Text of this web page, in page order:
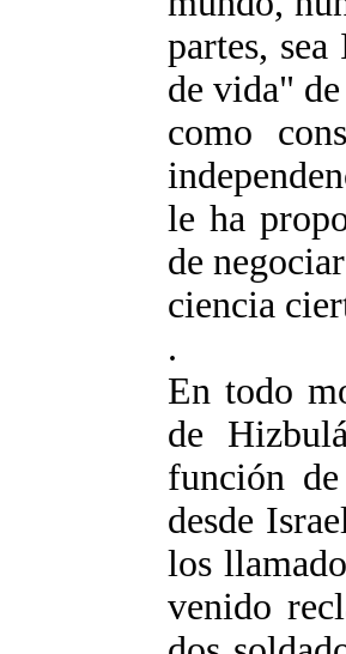
partes,
de vida"
como
le ha
de
ciencia
.
En todo
de
función
desde
los
venido